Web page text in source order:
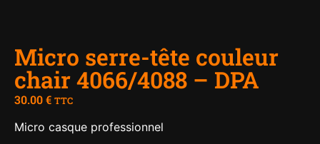
Micro serre-tête couleur
chair 4066/4088 – DPA
30.00€ TTC
Micro casque professionnel